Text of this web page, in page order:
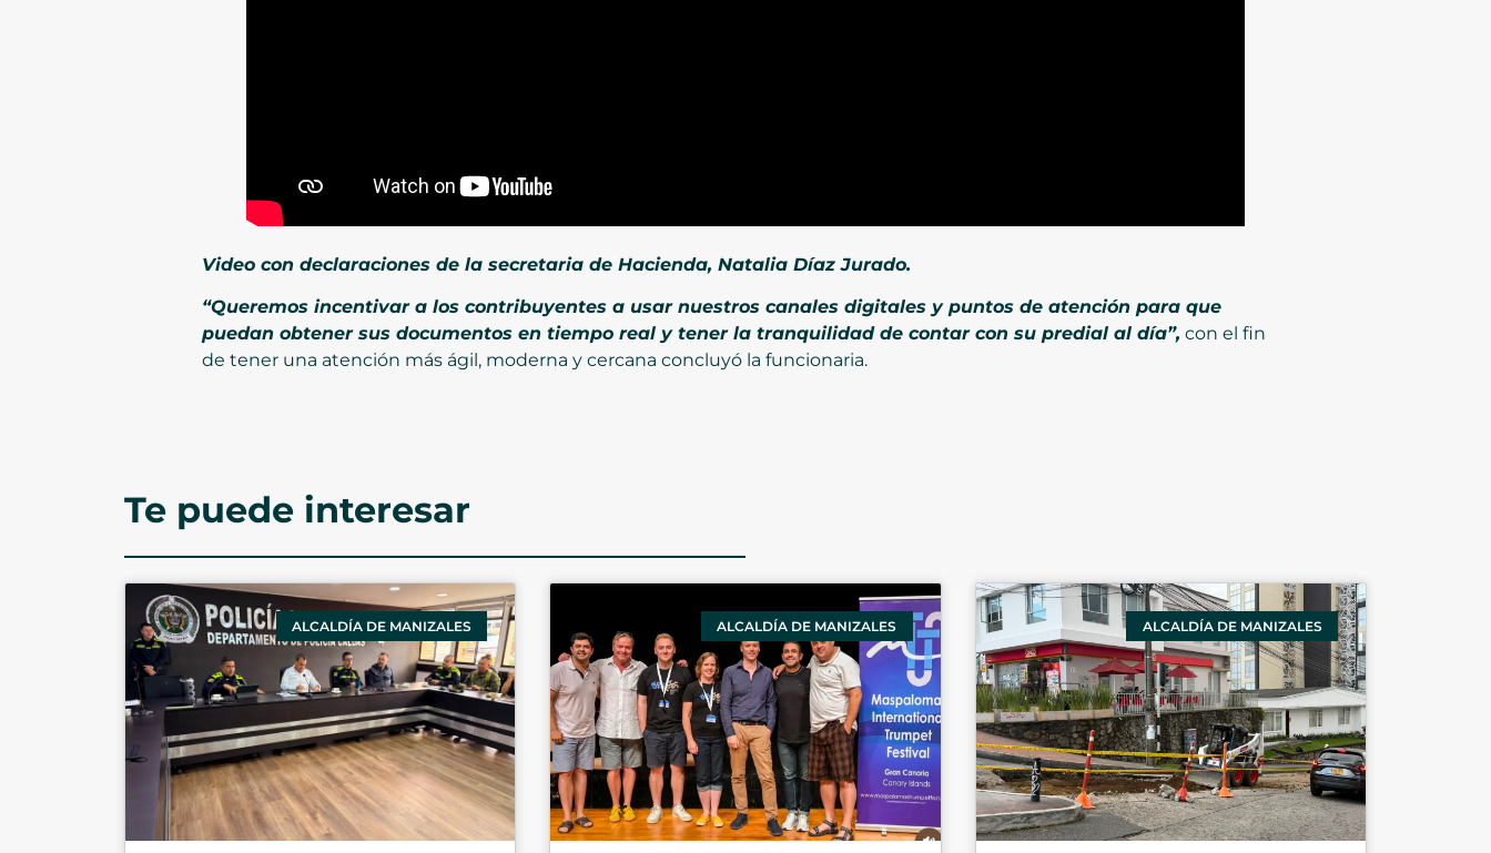
Video con declaraciones de la secretaria de Hacienda, Natalia Díaz Jurado.
“Queremos incentivar a los contribuyentes a usar nuestros canales digitales y puntos de atención para que
puedan obtener sus documentos en tiempo real y tener la tranquilidad de contar con su predial al día”, con el fin
de tener una atención más ágil, moderna y cercana concluyó la funcionaria.
Te puede interesar
ALCALDÍA DE MANIZALES ALCALDÍA DE MANIZALES ALCALDÍA DE MANIZALES